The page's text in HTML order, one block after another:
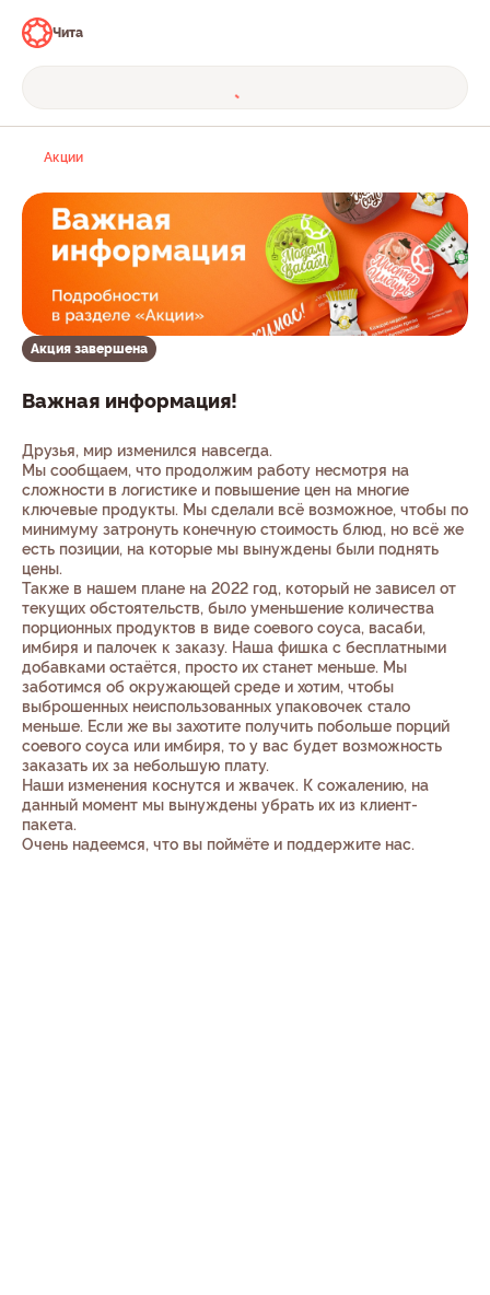
Чита
Акции
Акция завершена
Важная информация!
Друзья, мир изменился навсегда.
Мы сообщаем, что продолжим работу несмотря на
сложности в логистике и повышение цен на многие
ключевые продукты. Мы сделали всё возможное, чтобы по
минимуму затронуть конечную стоимость блюд, но всё же
есть позиции, на которые мы вынуждены были поднять
цены.
Также в нашем плане на 2022 год, который не зависел от
текущих обстоятельств, было уменьшение количества
порционных продуктов в виде соевого соуса, васаби,
имбиря и палочек к заказу. Наша фишка с бесплатными
добавками остаётся, просто их станет меньше. Мы
заботимся об окружающей среде и хотим, чтобы
выброшенных неиспользованных упаковочек стало
меньше. Если же вы захотите получить побольше порций
соевого соуса или имбиря, то у вас будет возможность
заказать их за небольшую плату.
Наши изменения коснутся и жвачек. К сожалению, на
данный момент мы вынуждены убрать их из клиент-
пакета.
Очень надеемся, что вы поймёте и поддержите нас.